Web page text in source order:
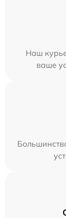
Наш
ваше